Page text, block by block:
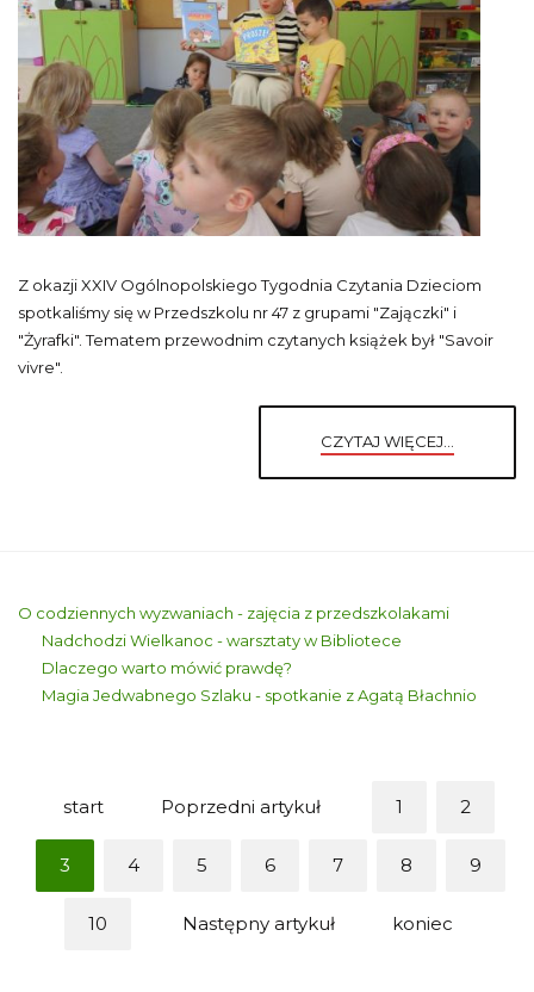
Z okazji XXIV Ogólnopolskiego Tygodnia Czytania Dzieciom
spotkaliśmy się w Przedszkolu nr 47 z grupami "Zajączki" i
"Żyrafki". Tematem przewodnim czytanych książek był "Savoir
vivre".
CZYTAJ WIĘCEJ...
O codziennych wyzwaniach - zajęcia z przedszkolakami
Nadchodzi Wielkanoc - warsztaty w Bibliotece
Dlaczego warto mówić prawdę?
Magia Jedwabnego Szlaku - spotkanie z Agatą Błachnio
start Poprzedni artykuł 1 2
3 4 5 6 7 8 9
10 Następny artykuł koniec